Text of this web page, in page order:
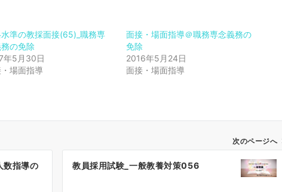
準の教採面接(65)_職務専
の免除
年5月30日
場面指導
面接・場面指導＠職務専念義務の
免除
2016年5月24日
面接・場面指導
数指導の
次のページへ
教員採用試験_一般教養対策056